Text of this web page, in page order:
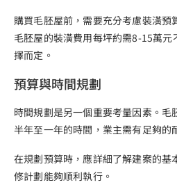
購買毛胚屋前，需要充分考慮裝潢預
毛胚屋的裝潢費用每坪約需8-15萬
擇而定。
預算與時間規劃
時間規劃是另一個重要考量因素。毛
半年至一年的時間，業主需有足夠的
在規劃預算時，應詳細了解建案的基
修計劃能夠順利執行。